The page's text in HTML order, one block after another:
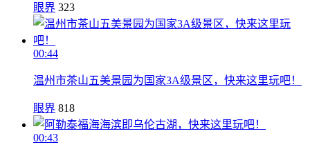
眼界 323
00:44
温州市茶山五美景园为国家3A级景区，快来这里玩吧！
眼界 818
00:43